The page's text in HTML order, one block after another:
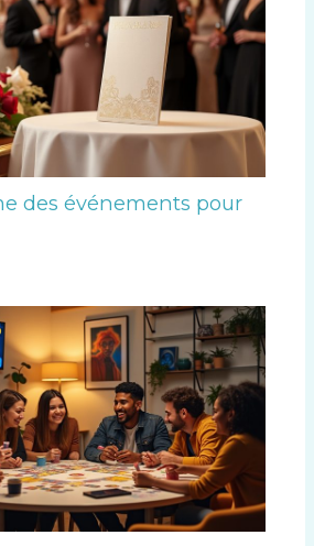
des événements pour